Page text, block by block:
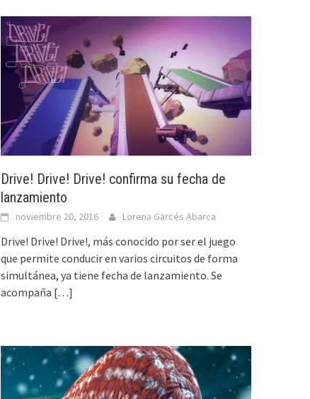
Drive! Drive! Drive! confirma su fecha de
lanzamiento
noviembre 20, 2016 Lorena Garcés Abarca
Drive! Drive! Drive!, más conocido por ser el juego
que permite conducir en varios circuitos de forma
simultánea, ya tiene fecha de lanzamiento. Se
acompaña […]